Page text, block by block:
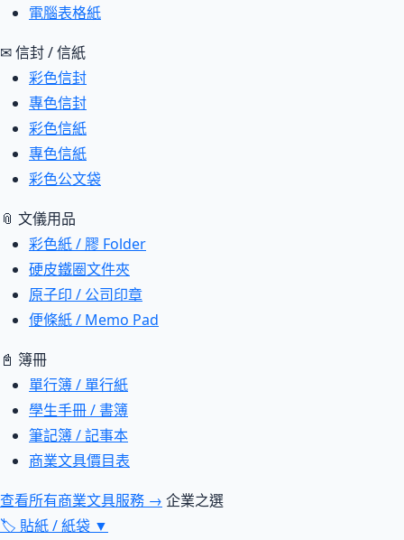
電腦表格紙
✉ 信封 / 信紙
彩色信封
專色信封
彩色信紙
專色信紙
彩色公文袋
📎 文儀用品
彩色紙 / 膠 Folder
硬皮鐵圈文件夾
原子印 / 公司印章
便條紙 / Memo Pad
📓 簿冊
單行簿 / 單行紙
學生手冊 / 書簿
筆記簿 / 記事本
商業文具價目表
查看所有商業文具服務 → 企業之選
🏷 貼紙 / 紙袋 ▼